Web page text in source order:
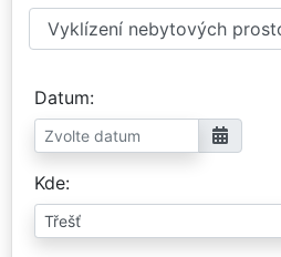
Datum
Kde